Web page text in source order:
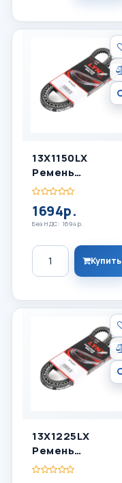
13X1150LX
Ремень
Клиновый
1694р.
Без НДС: 1694р.
Количество
Купить
13X1225LX
Ремень
Клиновый